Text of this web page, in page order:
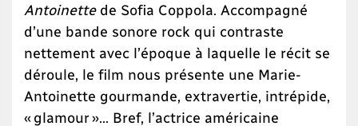
Antoinettede Sofia Coppola. Accompagné
d’une bande sonore rock qui contraste
nettement avec l’époque à laquelle le récit se
déroule, le film nous présente une Marie-
Antoinette gourmande, extravertie, intrépide,
« glamour »… Bref, l’actrice américaine